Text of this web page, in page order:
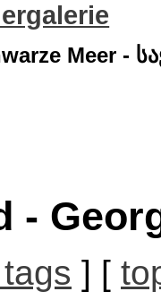
Meer -
-
] [